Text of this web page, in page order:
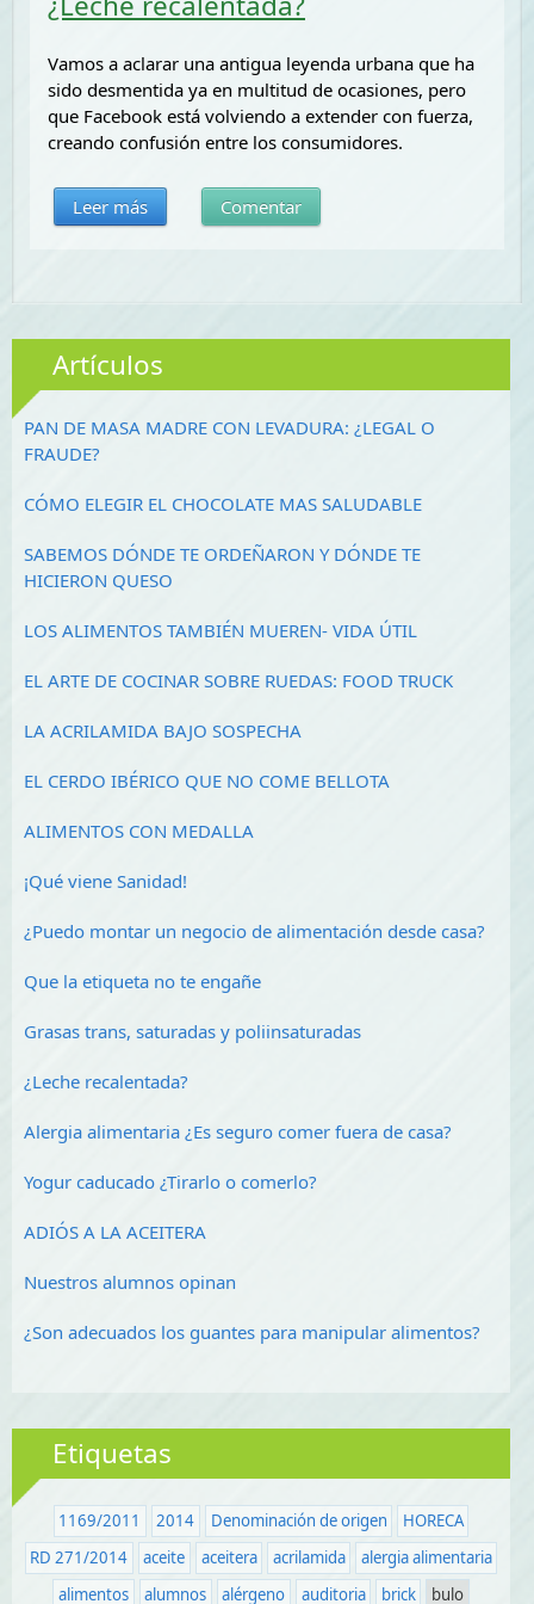
Vamos a aclarar una antigua leyenda urbana que ha
sido desmentida ya en multitud de ocasiones, pero
que Facebook está volviendo a extender con fuerza,
creando confusión entre los consumidores.
Leer más Comentar
Artículos
PAN DE MASA MADRE CON LEVADURA: ¿LEGAL O
FRAUDE?
CÓMO ELEGIR EL CHOCOLATE MAS SALUDABLE
SABEMOS DÓNDE TE ORDEÑARON Y DÓNDE TE
HICIERON QUESO
LOS ALIMENTOS TAMBIÉN MUEREN- VIDA ÚTIL
EL ARTE DE COCINAR SOBRE RUEDAS: FOOD TRUCK
LA ACRILAMIDA BAJO SOSPECHA
EL CERDO IBÉRICO QUE NO COME BELLOTA
ALIMENTOS CON MEDALLA
¡Qué viene Sanidad!
¿Puedo montar un negocio de alimentación desde casa?
Que la etiqueta no te engañe
Grasas trans, saturadas y poliinsaturadas
¿Leche recalentada?
Alergia alimentaria ¿Es seguro comer fuera de casa?
Yogur caducado ¿Tirarlo o comerlo?
ADIÓS A LA ACEITERA
Nuestros alumnos opinan
¿Son adecuados los guantes para manipular alimentos?
Etiquetas
1169/2011 2014 Denominación de origen
HORECA
RD 271/2014
aceite aceitera acrilamida
alergia alimentaria
alimentos
alumnos alérgeno auditoria brick bulo